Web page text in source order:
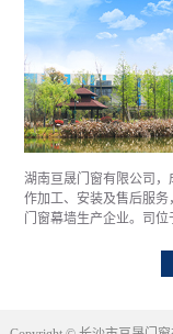
湖南亘晟门窗有限公司，
作加工、安装及售后服
门窗幕墙生产企业。司
产能力。通过优质的产
客户为向导的服务理念